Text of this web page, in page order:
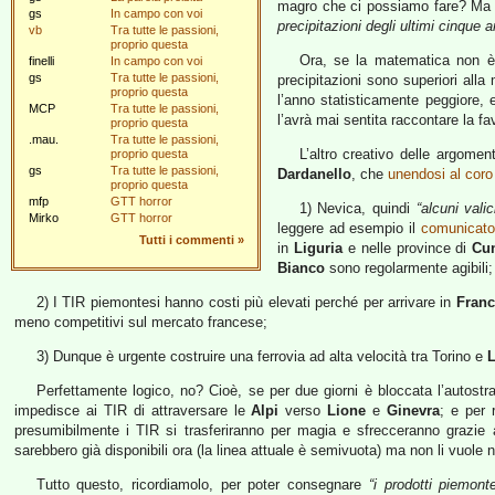
gs
In campo con voi
vb
Tra tutte le passioni,
proprio questa
finelli
In campo con voi
gs
Tra tutte le passioni,
proprio questa
MCP
Tra tutte le passioni,
proprio questa
.mau.
Tra tutte le passioni,
proprio questa
gs
Tra tutte le passioni,
proprio questa
mfp
GTT horror
Mirko
GTT horror
Tutti i commenti »
magro che ci possiamo fare?
precipitazioni degli ultimi cinque
Ora, se la matematica non
precipitazioni sono superiori
l’anno statisticamente
l’avrà mai sentita raccontare la
L’altro creativo delle
Dardanello, che unendosi al
1) Nevica, quindi “alcuni
leggere ad esempio il comunicato
in Liguriae nelle province di
Bianco sono regolarmente agibili;
2) I TIR piemontesi hanno costi più elevati perché per arrivare in
meno competitivi sul mercato francese;
3) Dunque è urgente costruire una ferrovia ad alta velocità tra Torino e
Perfettamente logico, no? Cioè, se per due giorni è bloccata
impedisce ai TIR di attraversare leAlpi verso Lione eGinevra; e per
presumibilmente i TIR si trasferiranno per magia e sfrecceranno
sarebbero già disponibili ora (la linea attuale è semivuota) ma non li vuole
Tutto questo, ricordiamolo, per poter consegnare “i prodotti